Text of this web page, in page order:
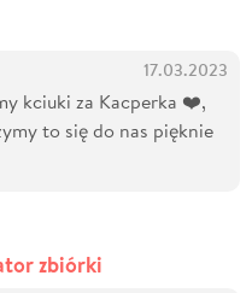
17.03.2023
kciuki za Kacperka ❤️,
to się do nas pięknie
zbiórki